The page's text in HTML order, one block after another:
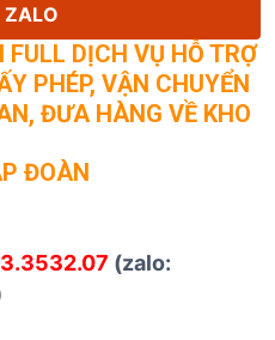
ZALO
DỊCH VỤ HỖ TRỢ
PHÉP, VẬN CHUYỂN
ĐƯA HÀNG VỀ KHO
ĐOÀN
(zalo: